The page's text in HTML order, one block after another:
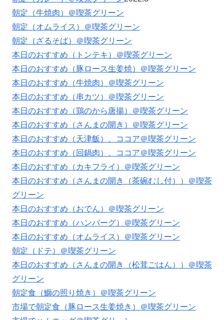
朝定（牛焼肉）＠喫茶グリーン
朝定（オムライス）＠喫茶グリーン
朝定（ざるそば）＠喫茶グリーン
本日のおすすめ（トンテキ）＠喫茶グリーン
本日のおすすめ（豚ロース生姜焼）＠喫茶グリーン
本日のおすすめ（牛焼肉）＠喫茶グリーン
本日のおすすめ（串カツ）＠喫茶グリーン
本日のおすすめ（鶏のから唐揚）＠喫茶グリーン
本日のおすすめ（さんまの開き）＠喫茶グリーン
本日のおすすめ（天津飯）、ココア＠喫茶グリーン
本日のおすすめ（回鍋肉）、ココア＠喫茶グリーン
本日のおすすめ（カキフライ）＠喫茶グリーン
本日のおすすめ（さんまの開き（茶碗むし付））＠喫茶
グリーン
本日のおすすめ（おでん）＠喫茶グリーン
本日のおすすめ（ハンバーグ）＠喫茶グリーン
本日のおすすめ（オムライス）＠喫茶グリーン
朝定（ドテ）＠喫茶グリーン
本日のおすすめ（さんまの開き（松茸ごはん））＠喫茶
グリーン
朝定食（鰤の照り焼き）＠喫茶グリーン
市場で朝定食（豚ロース生姜焼き）＠喫茶グリーン